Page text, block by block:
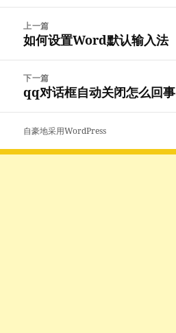
航
上一篇
上
文
章：
如何设置Word默认输入法
下一篇
下
篇
文
qq对话框自动关闭怎么回事
自豪地采用WordPress